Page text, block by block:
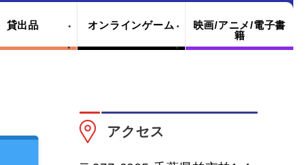
貸出品 オンラインゲーム
映画/アニメ/電子書
籍
アクセス